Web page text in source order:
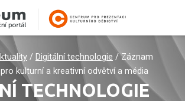
/ Digitální technologie /Záznam
kulturní a kreativní odvětví a média
TECHNOLOGIE